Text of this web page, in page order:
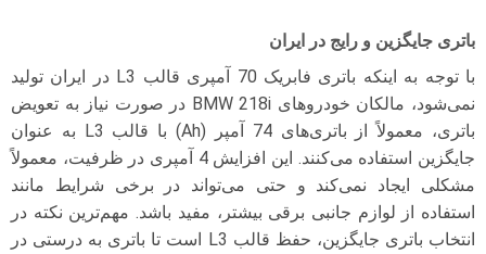
باتری جایگزین و رایج در ایران
با توجه به اینکه باتری فابریک 70 آمپری قالب L3 در ایران تولید
نمی‌شود، مالکان خودروهای BMW 218i در صورت نیاز به تعویض
باتری، معمولاً از باتری‌های 74 آمپر (Ah) با قالب L3 به عنوان
جایگزین استفاده می‌کنند. این افزایش 4 آمپری در ظرفیت، معمولاً
مشکلی ایجاد نمی‌کند و حتی می‌تواند در برخی شرایط مانند
استفاده از لوازم جانبی برقی بیشتر، مفید باشد. مهم‌ترین نکته در
انتخاب باتری جایگزین، حفظ قالب L3 است تا باتری به درستی در